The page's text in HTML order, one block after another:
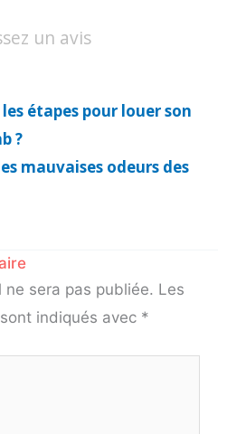
un avis
étapes pour louer son
?
mauvaises odeurs des
sera pas publiée. Les
indiqués avec *